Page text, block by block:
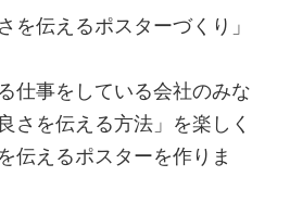
を伝えるポスターづくり」
仕事をしている会社のみな
さを伝える方法」を楽しく
伝えるポスターを作りま